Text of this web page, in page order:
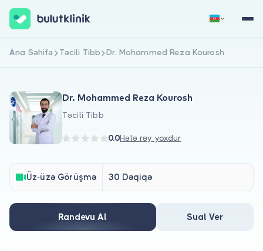
Haqqımızda
Xəstələr üçün
Həkimlər üçün
Qeydiyyat Daxil Ol
Ana Səhifə Təcili Tibb Dr. Mohammed Reza Kourosh
Dr. Mohammed Reza Kourosh
Təcili Tibb
0.0Hələ rəy yoxdur
Üz-üzə Görüşmə 30 Dəqiqə
Randevu Al Sual Ver